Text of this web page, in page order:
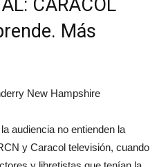
CARACOL
Más
New Hampshire
audiencia no entienden la
y Caracol televisión, cuando